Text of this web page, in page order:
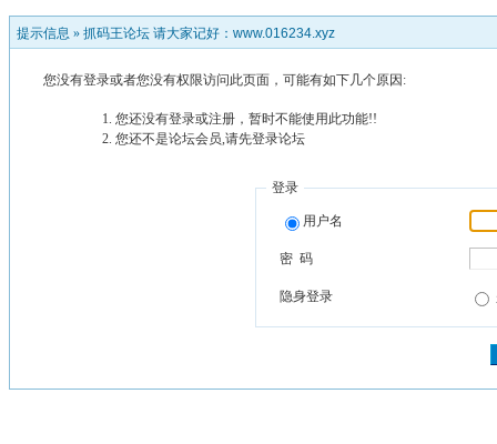
提示信息 » 抓码王论坛 请大家记好：www.016234.xyz
您没有登录或者您没有权限访问此页面，可能有如下几个原因:
您还没有登录或注册，暂时不能使用此功能!!
您还不是论坛会员,请先登录论坛
登录
用户名
密 码
隐身登录